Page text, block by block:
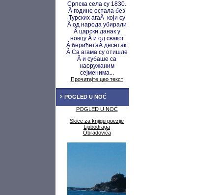
Српска села су 1830.
Â године остала без
Турских агаÂ који су
Â од народа убирали
Â царски данак у
новцу Â и од сваког
Â берићетаÂ десетак.
Â Са агама су отишле
Â и субаше са
наоружаним
сејменима...
Прочитајте цео текст
POGLED U NOĆ
POGLED U NOĆ
Skice za knjigu poezije
Ljubodraga
Obradovića